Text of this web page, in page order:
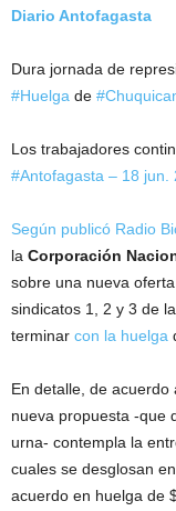
Diario Antofagasta
Dura jornada de
#Huelga de
Los trabajadores
#Antofagasta – 18 jun.
Según publicó Radio
la Corporación
sobre una nueva
sindicatos 1, 2 y 3 de la
terminar con la huelga
En detalle, de
nueva propuesta -que
urna- contempla la
cuales se desglosan
acuerdo en huelga de